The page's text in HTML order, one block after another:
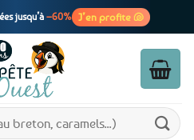
jusqu’à –60% J’en profite 🐚
dès 39€ d’achats
3,95€ seulement